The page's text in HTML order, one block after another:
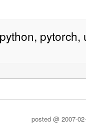
posted @ 2007-